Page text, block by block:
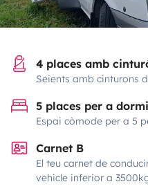
4 places amb
Seients amb cinturons
5 places per a
Espai còmode per a 5
Carnet B
El teu carnet de
vehicle inferior a